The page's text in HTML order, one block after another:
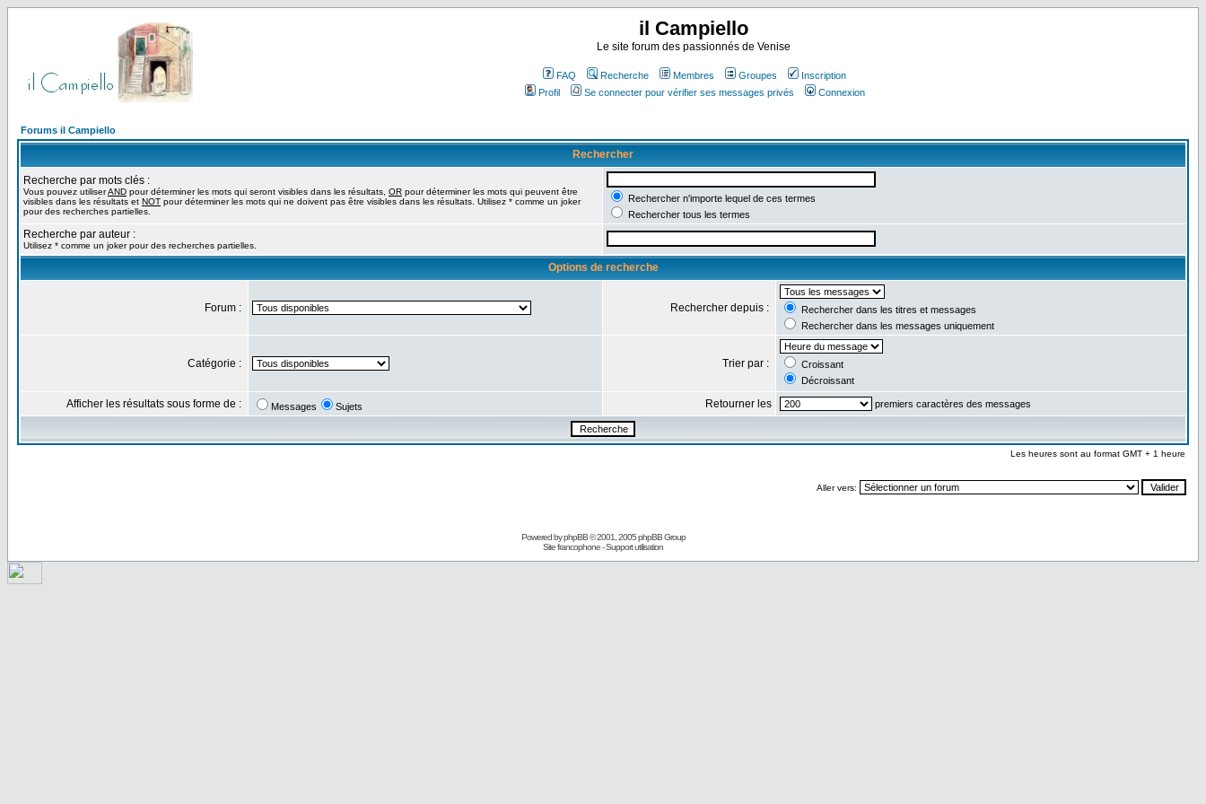
il Campiello
Le site forum des passionnés de Venise
FAQ Recherche Membres Groupes
Inscription
Profil
Se connecter pour vérifier ses messages privés Connexion
Forums il Campiello
Rechercher
Recherche par mots clés :
Vous pouvez utiliserAND pour déterminer les mots qui seront visibles dans les résultats, OR pour déterminer les mots qui peuvent être
visibles dans les résultats et NOT pour déterminer les mots qui ne doivent pas être visibles dans les résultats. Utilisez * comme un joker
pour des recherches partielles.
Rechercher n'importe lequel de ces termes
Rechercher tous les termes
Recherche par auteur :
Utilisez * comme un joker pour des recherches partielles.
Options de recherche
Forum : Rechercher depuis :
Rechercher dans les titres et messages
Rechercher dans les messages uniquement
Catégorie : Trier par :
Croissant
Décroissant
Afficher les résultats sous forme de : Messages Sujets Retourner les premiers caractères des messages
Les heures sont au format GMT + 1 heure
Aller vers:
Powered byphpBB© 2001, 2005 phpBB Group
Site francophone-Support utilisation